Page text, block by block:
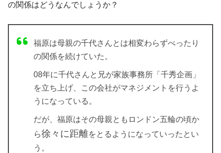
の関係はどうなんでしょうか？
福原は母親の千代さんとは相変わらずべったり
の関係を続けていた。
08年に千代さんと兄が家族事務所「千秀企画」
を立ち上げ、この会社がマネジメントを行うよ
うになっている。
だが、福原はその母親ともロンドン五輪の頃か
ら徐々に距離をとるようになっていったとい
う。